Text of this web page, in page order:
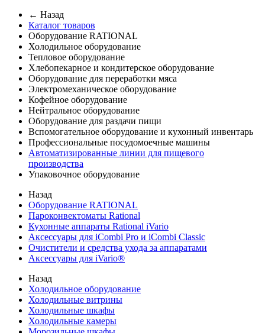
← Назад
Каталог товаров
Оборудование RATIONAL
Холодильное оборудование
Тепловое оборудование
Хлебопекарное и кондитерское оборудование
Оборудование для переработки мяса
Электромеханическое оборудование
Кофейное оборудование
Нейтральное оборудование
Оборудование для раздачи пищи
Вспомогательное оборудование и кухонный инвентарь
Профессиональные посудомоечные машины
Автоматизированные линии для пищевого
производства
Упаковочное оборудование
Назад
Оборудование RATIONAL
Пароконвектоматы Rational
Кухонные аппараты Rational iVario
Аксессуары для iCombi Pro и iCombi Classic
Очистители и средства ухода за аппаратами
Аксессуары для iVario®
Назад
Холодильное оборудование
Холодильные витрины
Холодильные шкафы
Холодильные камеры